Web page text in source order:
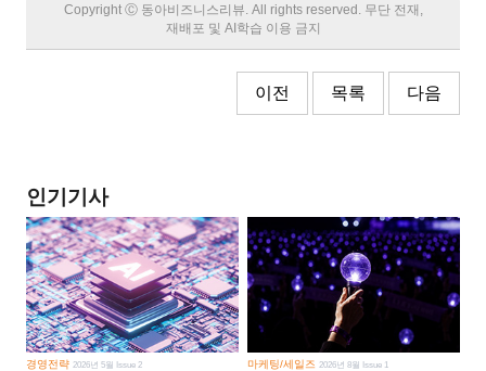
Copyright Ⓒ 동아비즈니스리뷰. All rights reserved. 무단 전재,
재배포 및 AI학습 이용 금지
이전 목록 다음
인기기사
경영전략 2026년 5월 Issue 2 마케팅/세일즈 2026년 8월 Issue 1